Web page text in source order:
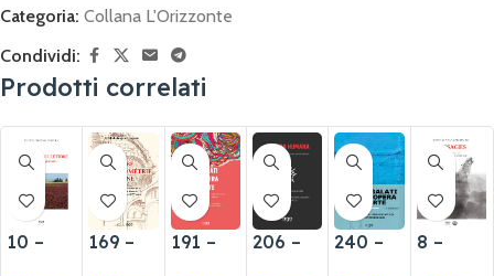
Categoria: Collana L'Orizzonte
Condividi:
Prodotti correlati
10 –
169 –
191 –
206 –
240 –
8 –